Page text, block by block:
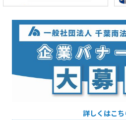
詳しくはこち